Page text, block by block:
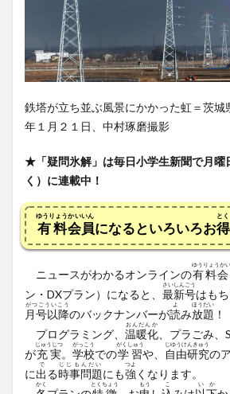
鉄塔が立ち並ぶ風景にかかった虹＝茨城
年１月２１日、中村琢磨撮影
★「疑問氷解」は毎日小学生新聞で月曜
く）に連載中！
有料
ゆうりょう
会員
かいいん
になるといろいろお得
とく
ニュースがわかるオンラインの有料
ゆうりょうかい
ン・DXプラン） になると、 最新号
さいしんごう
はも
月号以降
がつごういこう
のバックナンバーが読
よ
み放題
ほうだい
！
プログラミング、 温暖化
おんだんか
、プラごみ
が充実
じゅうじつ
。 学校
がっこう
での学習
がくしゅう
や、 自由研究
じゆうけんきゅう
の
に出
で
る時事問題
じじもんだい
にも強
つよ
くなります。
かく とくちょう もう こ いか